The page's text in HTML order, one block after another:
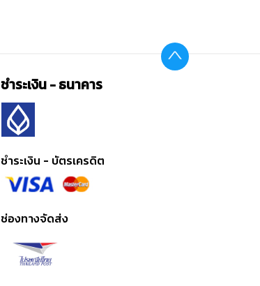
ชำระเงิน - ธนาคาร
ชำระเงิน - บัตรเครดิต
ช่องทางจัดส่ง